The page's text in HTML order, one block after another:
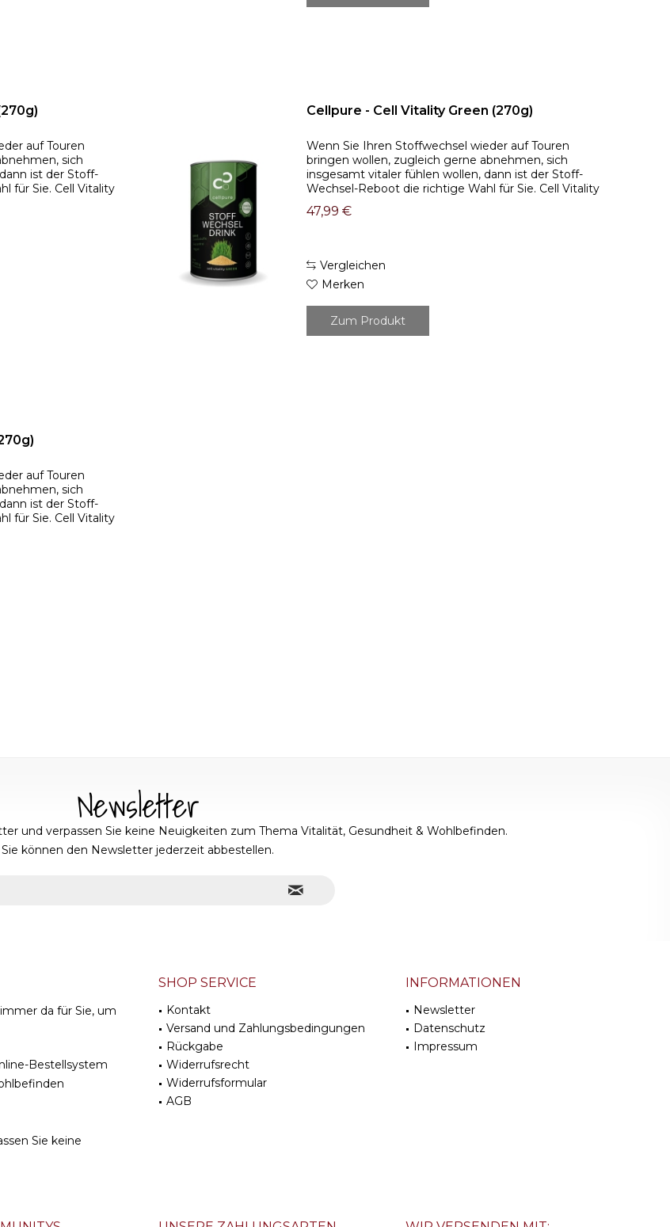
auf Touren
sich
ist der Stoff-
für Sie. Cell Vitality
Cellpure - Cell Vitality Green (270g)
Wenn Sie Ihren Stoffwechsel wieder auf Touren
bringen wollen, zugleich gerne abnehmen, sich
insgesamt vitaler fühlen wollen, dann ist der Stoff-
Wechsel-Reboot die richtige Wahl für Sie. Cell Vitality
Green (270g) : Für den Einstieg eine...
47,99 €
Vergleichen
Merken
Zum Produkt
auf Touren
sich
ist der Stoff-
für Sie. Cell Vitality
Newsletter
und verpassen Sie keine Neuigkeiten zum Thema Vitalität, Gesundheit & Wohlbefinden.
Sie können den Newsletter jederzeit abbestellen.
da für Sie, um
Bestellsystem
Sie keine
SHOP SERVICE
Kontakt
Versand und Zahlungsbedingungen
Rückgabe
Widerrufsrecht
Widerrufsformular
AGB
INFORMATIONEN
Newsletter
Datenschutz
Impressum